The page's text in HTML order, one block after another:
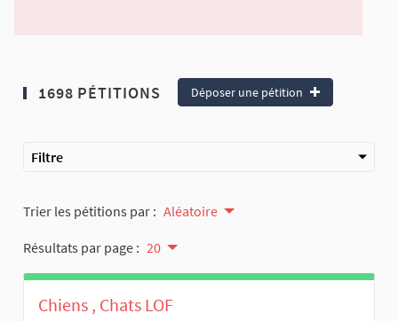
1698 PÉTITIONS Déposer une pétition
Filtre
Trier les pétitions par : Aléatoire
Résultats par page : 20
Chiens , Chats LOF